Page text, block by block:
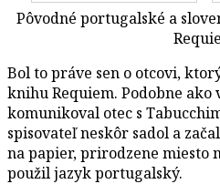
Pôvodné portugalské a
Bol to práve sen o otcovi,
knihu Requiem. Podobne ako
komunikoval otec s
spisovateľ neskôr sadol a
na papier, prirodzene miesto
použil jazyk portugalský.